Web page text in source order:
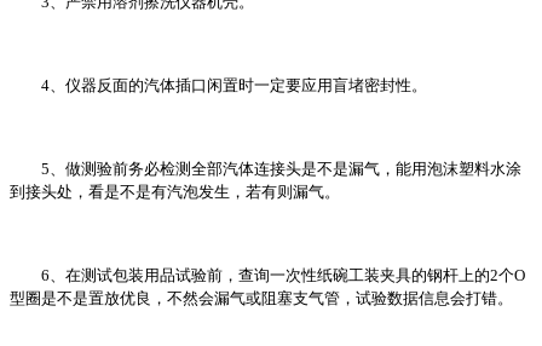
4、仪器反面的汽体插口闲置时一定要应用盲堵密封性。
5、做测验前务必检测全部汽体连接头是不是漏气，能用泡沫塑料水涂
到接头处，看是不是有汽泡发生，若有则漏气。
6、在测试包装用品试验前，查询一次性纸碗工装夹具的钢杆上的2个O
型圈是不是置放优良，不然会漏气或阻塞支气管，试验数据信息会打错。